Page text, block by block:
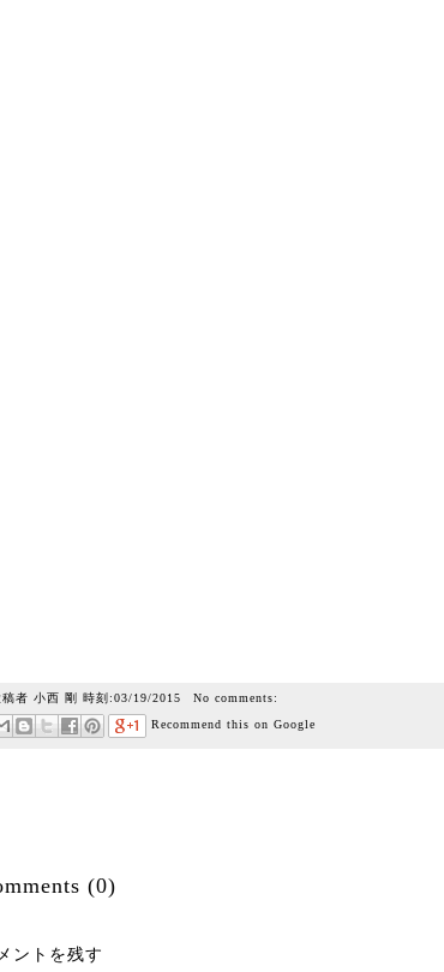
稿者 小西 剛 時刻:03/19/2015 No comments:
Recommend this on Google
(0)
ントを残す